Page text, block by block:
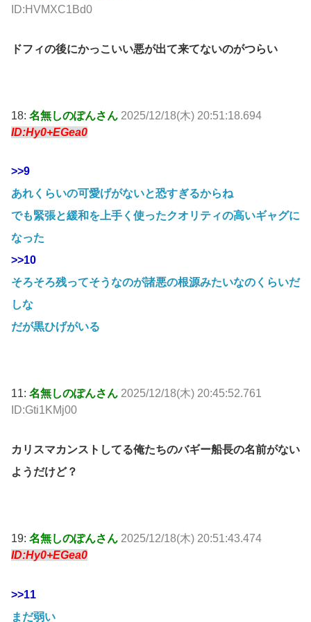
ID:HVMXC1Bd0
ドフィの後にかっこいい悪が出て来てないのがつらい
18: 名無しのぽんさん 2025/12/18(木) 20:51:18.694
ID:Hy0+EGea0
>>9
あれくらいの可愛げがないと恐すぎるからね
でも緊張と緩和を上手く使ったクオリティの高いギャグに
なった
>>10
そろそろ残ってそうなのが諸悪の根源みたいなのくらいだ
しな
だが黒ひげがいる
11: 名無しのぽんさん 2025/12/18(木) 20:45:52.761
ID:Gti1KMj00
カリスマカンストしてる俺たちのバギー船長の名前がない
ようだけど？
19: 名無しのぽんさん 2025/12/18(木) 20:51:43.474
ID:Hy0+EGea0
>>11
まだ弱い